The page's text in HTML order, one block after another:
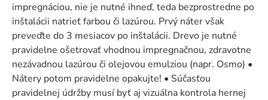
impregnáciou, nie je nutné ihneď, teda bezprostredne po
inštalácii natrieť farbou či lazúrou. Prvý náter však
preveďte do 3 mesiacov po inštalácii. Drevo je nutné
pravidelne ošetrovať vhodnou impregnačnou, zdravotne
nezávadnou lazúrou či olejovou emulziou (napr. Osmo) •
Nátery potom pravidelne opakujte! • Súčasťou
pravidelnej údržby musí byť aj vizuálna kontrola hernej